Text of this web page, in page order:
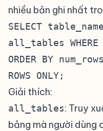
nhiều bản ghi nhất
SELECT
all_tables WHERE
ORDER BY
ROWS ONLY;
Giải thích:
all_tables: Truy
bảng mà người dùng